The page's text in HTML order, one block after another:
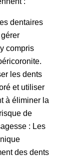
dentaires
compris
les dents
et utiliser
à éliminer la
de
: Les
des dents